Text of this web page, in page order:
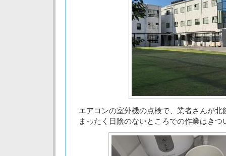
エアコンの室外機の点検で、業者さんが北
まったく日陰のないところでの作業はきつ